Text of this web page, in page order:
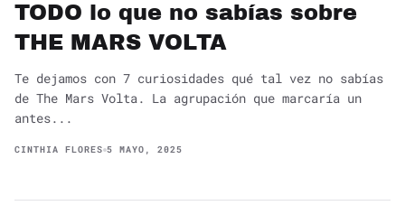
TODO lo que no sabías sobre
THE MARS VOLTA
Te dejamos con 7 curiosidades qué tal vez no sabías
de The Mars Volta. La agrupación que marcaría un
antes...
CINTHIA FLORES 5 MAYO, 2025